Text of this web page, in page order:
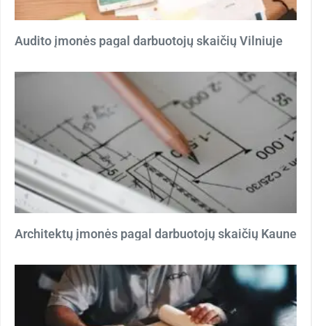
Audito įmonės pagal darbuotojų skaičių Vilniuje
Architektų įmonės pagal darbuotojų skaičių Kaune